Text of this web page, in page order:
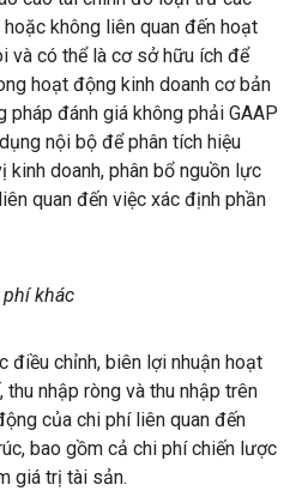
không liên quan đến hoạt
và có thể là cơ sở hữu ích để
hoạt động kinh doanh cơ bản
pháp đánh giá không phải GAAP
nội bộ để phân tích hiệu
doanh, phân bổ nguồn lực
quan đến việc xác định phần
phí khác
điều chỉnh, biên lợi nhuận hoạt
nhập ròng và thu nhập trên
của chi phí liên quan đến
bao gồm cả chi phí chiến lược
giá trị tài sản.